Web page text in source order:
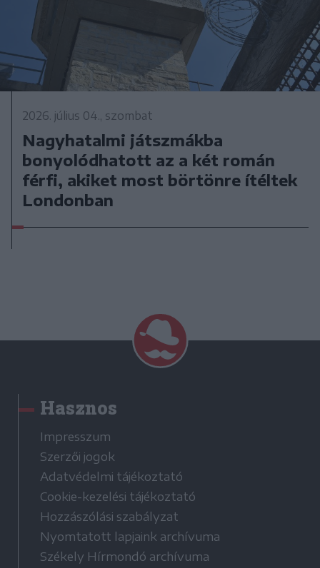
2026. július 04., szombat
Nagyhatalmi játszmákba
bonyolódhatott az a két román
férfi, akiket most börtönre ítéltek
Londonban
Hasznos
Impresszum
Szerzői jogok
Adatvédelmi tájékoztató
Cookie-kezelési tájékoztató
Hozzászólási szabályzat
Nyomtatott lapjaink archívuma
Székely Hírmondó archívuma